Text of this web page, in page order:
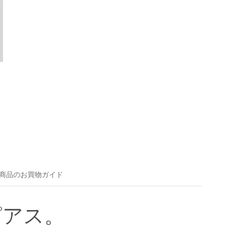
ス。
品のお買物ガイド